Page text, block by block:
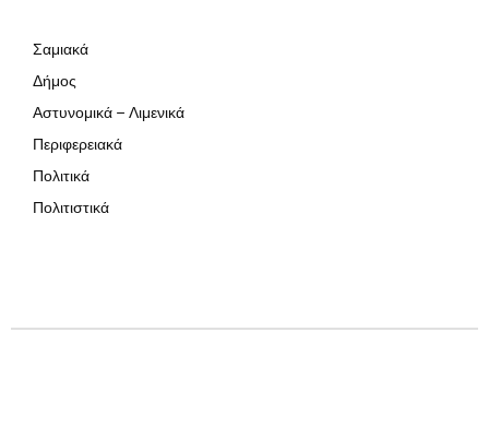
Σαμιακά
Δήμος
Αστυνομικά – Λιμενικά
Περιφερειακά
Πολιτικά
Πολιτιστικά